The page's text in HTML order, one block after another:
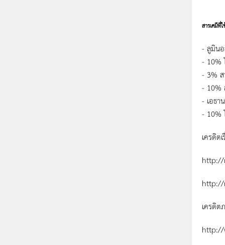
สารเคมีที่ใ
- ลูมิน
- 10%
- 3% ส
- 10%
- เอธ
- 10%
เครดิต
http://
เครดิต
http://